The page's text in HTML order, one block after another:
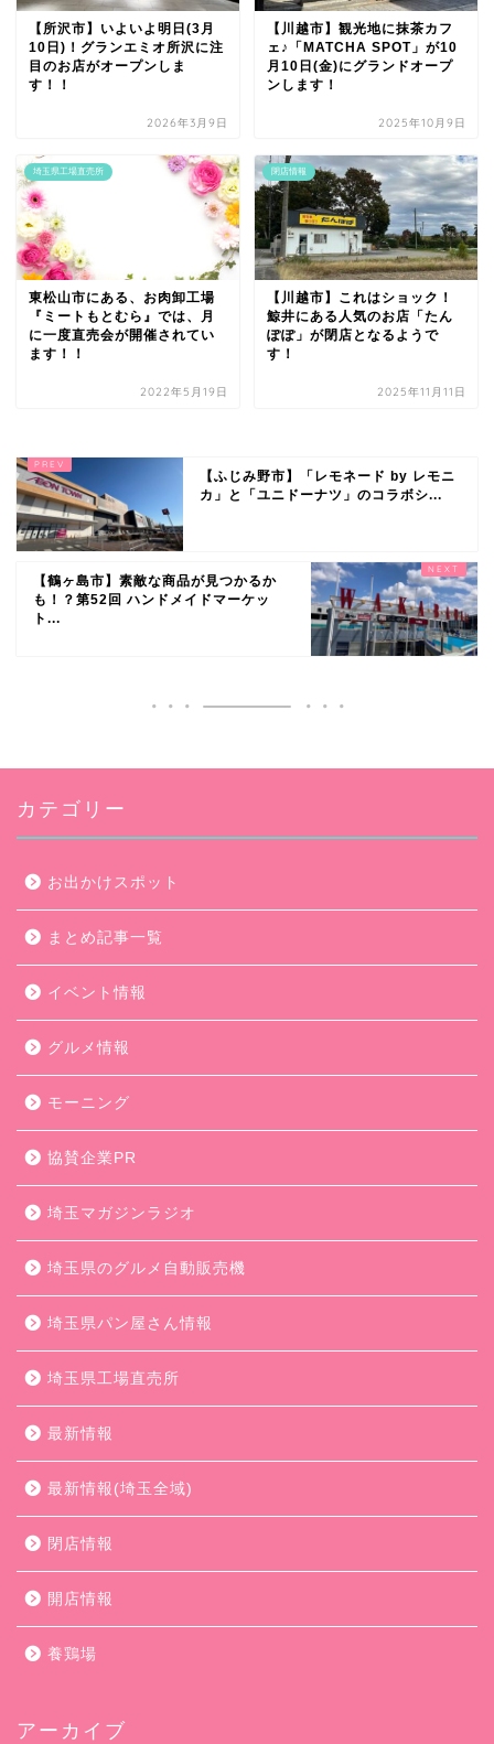
【所沢市】いよいよ明日(3月
10日)！グランエミオ所沢に注
目のお店がオープンしま
す！！
2026年3月9日
【川越市】観光地に抹茶カフ
ェ♪「MATCHA SPOT」が10
月10日(金)にグランドオープ
ンします！
2025年10月9日
埼玉県工場直売所
東松山市にある、お肉卸工場
『ミートもとむら』では、月
に一度直売会が開催されてい
ます！！
2022年5月19日
閉店情報
【川越市】これはショック！
鯨井にある人気のお店「たん
ぽぽ」が閉店となるようで
す！
2025年11月11日
【ふじみ野市】「レモネード by レモニ
カ」と「ユニドーナツ」のコラボシ...
【鶴ヶ島市】素敵な商品が見つかるか
も！？第52回 ハンドメイドマーケッ
ト...
カテゴリー
お出かけスポット
まとめ記事一覧
イベント情報
グルメ情報
モーニング
協賛企業PR
埼玉マガジンラジオ
埼玉県のグルメ自動販売機
埼玉県パン屋さん情報
埼玉県工場直売所
最新情報
最新情報(埼玉全域)
閉店情報
開店情報
養鶏場
アーカイブ